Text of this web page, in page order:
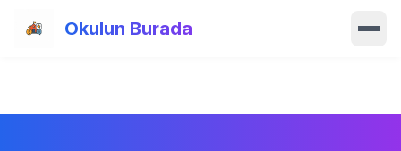
Okulun Burada